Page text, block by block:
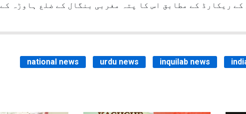
کمیشن کے ریکارڈ کے مطابق اس کا پتہ مغربی بنگال کے ضلع ہاوڑہ کے
national news urdu news inquilab news